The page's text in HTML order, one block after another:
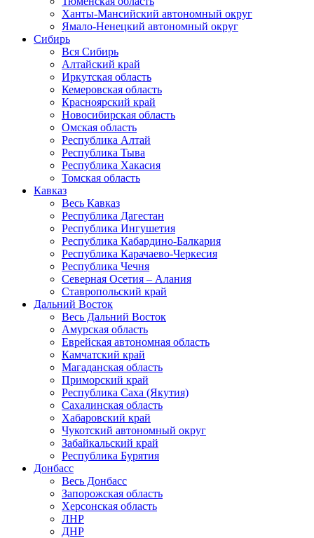
Ханты-Мансийский автономный округ
Ямало-Ненецкий автономный округ
Сибирь
Вся Сибирь
Алтайский край
Иркутская область
Кемеровская область
Красноярский край
Новосибирская область
Омская область
Республика Алтай
Республика Тыва
Республика Хакасия
Томская область
Кавказ
Весь Кавказ
Республика Дагестан
Республика Ингушетия
Республика Кабардино-Балкария
Республика Карачаево-Черкесия
Республика Чечня
Северная Осетия – Алания
Ставропольский край
Дальний Восток
Весь Дальний Восток
Амурская область
Еврейская автономная область
Камчатский край
Магаданская область
Приморский край
Республика Саха (Якутия)
Сахалинская область
Хабаровский край
Чукотский автономный округ
Забайкальский край
Республика Бурятия
Донбасс
Весь Донбасс
Запорожская область
Херсонская область
ЛНР
ДНР